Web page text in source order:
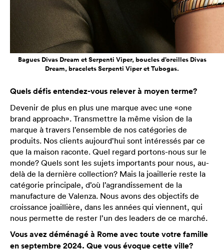
Bagues Divas Dream et Serpenti Viper, boucles d’oreilles Divas
Dream, bracelets Serpenti Viper et Tubogas.
Quels défis entendez-vous relever à moyen terme?
Devenir de plus en plus une marque avec une «one
brand approach». Transmettre la même vision de la
marque à travers l’ensemble de nos catégories de
produits. Nos clients aujourd’hui sont intéressés par ce
que la maison raconte. Quel regard portons-nous sur le
monde? Quels sont les sujets importants pour nous, au-
delà de la dernière collection? Mais la joaillerie reste la
catégorie principale, d’où l’agrandissement de la
manufacture de Valenza. Nous avons des objectifs de
croissance joaillière, dans les années qui viennent, qui
nous permette de rester l’un des leaders de ce marché.
Vous avez déménagé à Rome avec toute votre famille
en septembre 2024. Que vous évoque cette ville?